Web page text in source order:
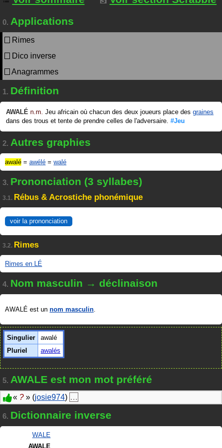
0. Applications
Rimes
Dico inverse
Anagrammes
1. Définition
AWALÉ n.m. Jeu africain où chacun des deux joueurs place des graines
dans des trous et tente de prendre celles de l'adversaire. #Jeu
2. Autres graphies
awalé = awélé = walé
3. Prononciation (3 syllabes)
3.1. Rébus & Acrostiche phonémique
voir la prononciation
3.2. Rimes
Rimes en LÉ
4. Nom masculin → déclinaison
AWALÉ est un nom masculin.
Singulier
awalé
Pluriel
awalés
5. AWALE est mon mot préféré
« ? » (josie974) …
6. Dictionnaire inverse
WALE
AWALE